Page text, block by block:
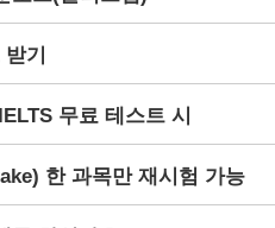
받기
무료 테스트 시
을 경우
한 과목만 재시험 가능